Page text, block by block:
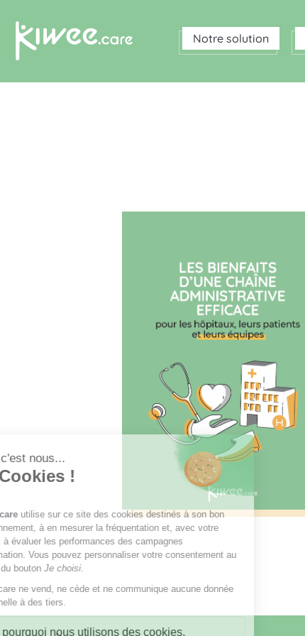
Notre solution